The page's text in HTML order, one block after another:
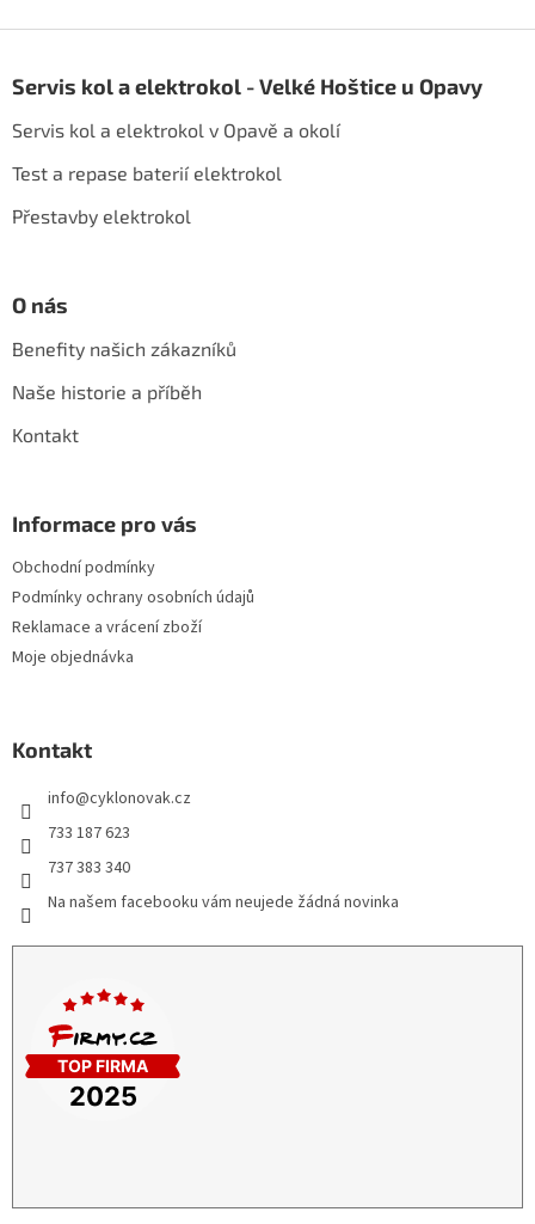
pServis kol a elektrokol - Velké Hoštice u Opavy
Servis kol a elektrokol v Opavě a okolí
Test a repase baterií elektrokol
Přestavby elektrokol
O nás
Benefity našich zákazníků
Naše historie a příběh
Kontakt
Informace pro vás
Obchodní podmínky
Podmínky ochrany osobních údajů
Reklamace a vrácení zboží
Moje objednávka
Kontakt
info@cyklonovak.cz
733 187 623
737 383 340
Na našem facebooku vám neujede žádná novinka